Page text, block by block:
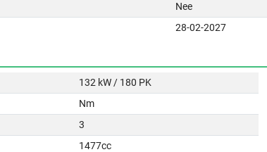
Nee
28-02-2027
132 kW / 180 PK
Nm
3
1477cc